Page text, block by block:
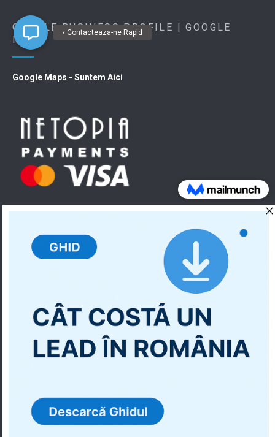
GOOGLE BUSINESS PROFILE | GOOGLE
MAPS
Google Maps - Suntem Aici
‹ Contacteaza-ne Rapid